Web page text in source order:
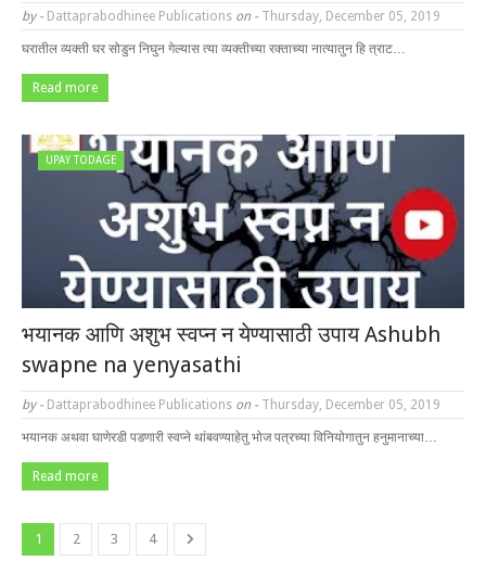
by - Dattaprabodhinee Publications on - Thursday, December 05, 2019
घरातील व्यक्ती घर सोडुन निघुन गेल्यास त्या व्यक्तीच्या रक्ताच्या नात्यातुन हि त्राट…
Read more
UPAY TODAGE
भयानक आणि अशुभ स्वप्न न येण्यासाठी उपाय Ashubh
swapne na yenyasathi
by - Dattaprabodhinee Publications on - Thursday, December 05, 2019
भयानक अथवा घाणेरडी पडणारी स्वप्ने थांबवण्याहेतु भोज पत्रच्या विनियोगातुन हनुमानाच्या…
Read more
1 2 3 4